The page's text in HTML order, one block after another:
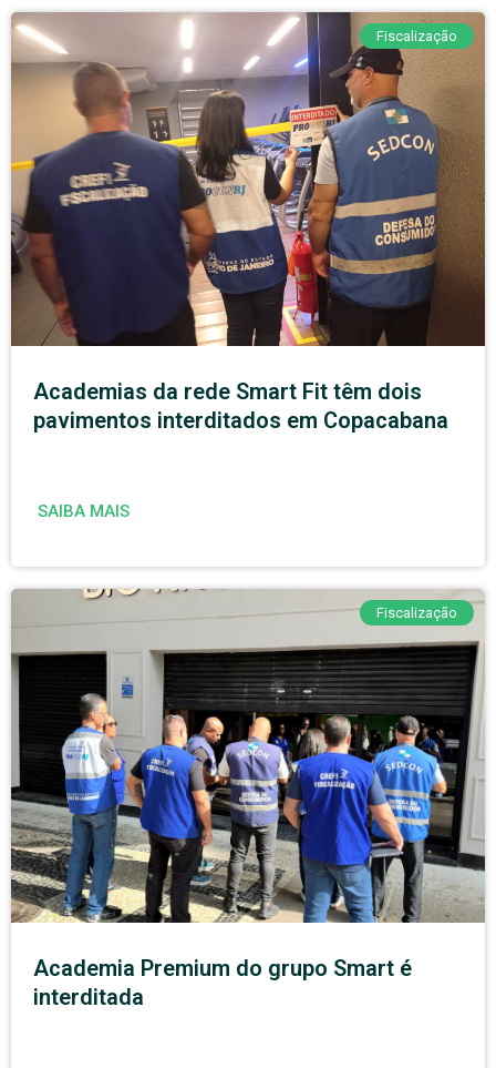
Fiscalização
Academias da rede Smart Fit têm dois
pavimentos interditados em Copacabana
SAIBA MAIS
Fiscalização
Academia Premium do grupo Smart é
interditada